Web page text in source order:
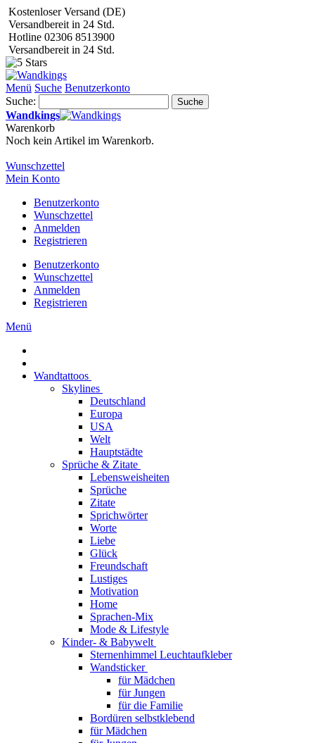
Kostenloser Versand (DE)
Versandbereit in 24 Std.
Hotline 02306 8513900
Versandbereit in 24 Std.
Menü Suche Benutzerkonto
Suche:
Suche
Wandkings
Warenkorb
Noch kein Artikel im Warenkorb.
Wunschzettel
Mein Konto
Benutzerkonto
Wunschzettel
Anmelden
Registrieren
Benutzerkonto
Wunschzettel
Anmelden
Registrieren
Menü
Wandtattoos
Skylines
Deutschland
Europa
USA
Welt
Hauptstädte
Sprüche & Zitate
Lebensweisheiten
Sprüche
Zitate
Sprichwörter
Worte
Liebe
Glück
Freundschaft
Lustiges
Motivation
Home
Sprachen-Mix
Mode & Lifestyle
Kinder- & Babywelt
Sternenhimmel Leuchtaufkleber
Wandsticker
für Mädchen
für Jungen
für die Familie
Bordüren selbstklebend
für Mädchen